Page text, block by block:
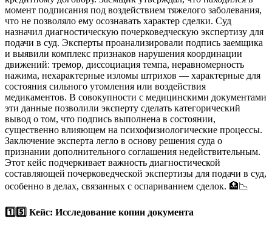
момент подписания под воздействием тяжелого заболевания,
что не позволяло ему осознавать характер сделки. Суд
назначил диагностическую почерковедческую экспертизу для
подачи в суд. Эксперты проанализировали подпись заемщика
и выявили комплекс признаков нарушения координации
движений: тремор, диссоциация темпа, неравномерность
нажима, нехарактерные изломы штрихов — характерные для
состояния сильного утомления или воздействия
медикаментов. В совокупности с медицинскими документами
эти данные позволили эксперту сделать категорический
вывод о том, что подпись выполнена в состоянии,
существенно влияющем на психофизиологические процессы.
Заключение эксперта легло в основу решения суда о
признании дополнительного соглашения недействительным.
Этот кейс подчеркивает важность диагностической
составляющей почерковедческой экспертизы для подачи в суд,
особенно в делах, связанных с оспариванием сделок. 🏥📉
1️⃣5️⃣ Кейс: Исследование копии документа